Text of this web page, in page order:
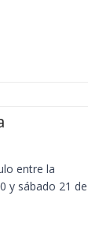
entre la
y sábado 21 de